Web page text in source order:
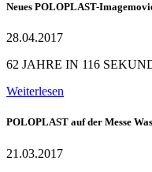
Neues POLOPLAST-
28.04.2017
62 JAHRE IN 116
Weiterlesen
POLOPLAST auf der Messe
21.03.2017